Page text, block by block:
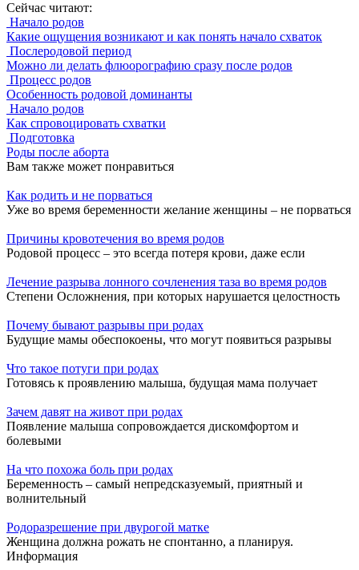
Сейчас читают:
Начало родов
Какие ощущения возникают и как понять начало схваток
Послеродовой период
Можно ли делать флюорографию сразу после родов
Процесс родов
Особенность родовой доминанты
Начало родов
Как спровоцировать схватки
Подготовка
Роды после аборта
Вам также может понравиться
Как родить и не порваться
Уже во время беременности желание женщины – не порваться
Причины кровотечения во время родов
Родовой процесс – это всегда потеря крови, даже если
Лечение разрыва лонного сочленения таза во время родов
Степени Осложнения, при которых нарушается целостность
Почему бывают разрывы при родах
Будущие мамы обеспокоены, что могут появиться разрывы
Что такое потуги при родах
Готовясь к проявлению малыша, будущая мама получает
Зачем давят на живот при родах
Появление малыша сопровождается дискомфортом и
болевыми
На что похожа боль при родах
Беременность – самый непредсказуемый, приятный и
волнительный
Родоразрешение при двурогой матке
Женщина должна рожать не спонтанно, а планируя.
Информация